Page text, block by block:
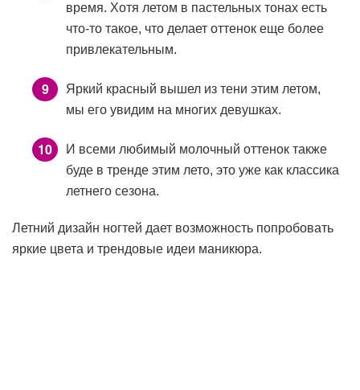
время. Хотя летом в пастельных тонах есть
что-то такое, что делает оттенок еще более
привлекательным.
Яркий красный вышел из тени этим летом,
мы его увидим на многих девушках.
И всеми любимый молочный оттенок также
буде в тренде этим лето, это уже как классика
летнего сезона.
Летний дизайн ногтей дает возможность попробовать
яркие цвета и трендовые идеи маникюра.